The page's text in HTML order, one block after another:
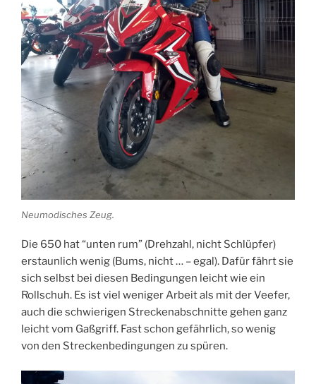
Neumodisches Zeug.
Die 650 hat “unten rum” (Drehzahl, nicht Schlüpfer)
erstaunlich wenig (Bums, nicht … – egal). Dafür fährt sie
sich selbst bei diesen Bedingungen leicht wie ein
Rollschuh. Es ist viel weniger Arbeit als mit der Veefer,
auch die schwierigen Streckenabschnitte gehen ganz
leicht vom Gaßgriff. Fast schon gefährlich, so wenig
von den Streckenbedingungen zu spüren.